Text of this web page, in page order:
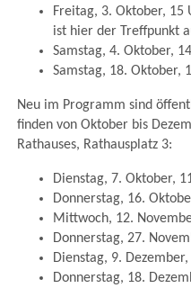
Freitag, 3. Oktober, 15
ist hier der Treffpunkt
Samstag, 4. Oktober,
Samstag, 18. Oktober,
Neu im Programm sind
finden von Oktober bis
Rathauses, Rathausplatz 3:
Dienstag, 7. Oktober,
Donnerstag, 16.
Mittwoch, 12.
Donnerstag, 27.
Dienstag, 9.
Donnerstag, 18.